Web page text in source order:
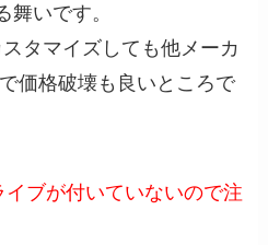
舞いです。
タマイズしても他メーカ
価格破壊も良いところで
ブが付いていないので注